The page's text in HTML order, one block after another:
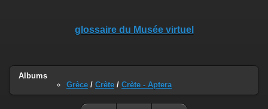
glossaire du Musée virtuel
Albums
Grèce / Crète / Crète - Aptera